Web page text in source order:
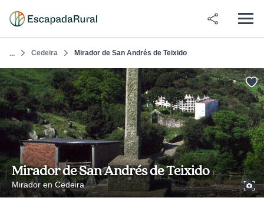
... Cedeira Mirador de San Andrés de Teixido
Mirador de San Andrés de Teixido
Mirador en Cedeira